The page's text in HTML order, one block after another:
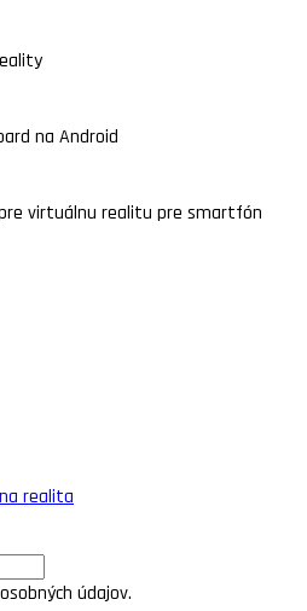
na Android
virtuálnu realitu pre smartfón
údajov.